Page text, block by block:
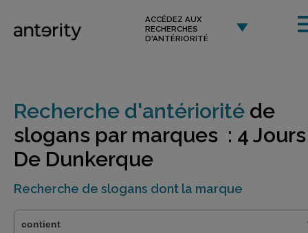
ACCÉDEZ AUX
RECHERCHES
D'ANTÉRIORITÉ
Recherche d'antériorité de
slogans par marques : 4 Jours
De Dunkerque
Recherche de slogans dont la marque